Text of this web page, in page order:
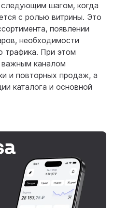
следующим шагом, когда
с ролью витрины. Это
появлении
необходимости
трафика. При этом
важным каналом
и повторных продаж, а
каталога и основной